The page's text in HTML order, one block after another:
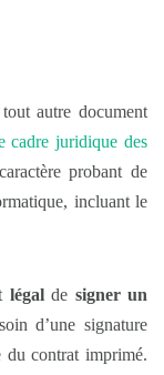
autre document
cadre juridique des
probant de
incluant le
légalde signer un
d’une signature
du contrat imprimé.